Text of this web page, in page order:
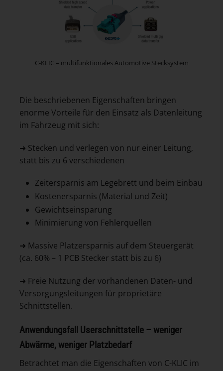
C-KLIC – multifunktionales Automotive Stecksystem
Die beschriebenen Eigenschaften bringen
enorme Vorteile für den Einsatz als Datenleitung
im Fahrzeug mit sich:
➜ Stecken und verlegen von nur einer Leitung,
statt bis zu 6 verschiedenen
Zeitersparnis am Legebrett und beim Einbau
Kostenersparnis (Material und Zeit)
Gewichtseinsparung
Minimierung von Fehlerquellen
➜ Massive Platzersparnis auf dem Steuergerät
(ca. 60% – 1 PCB Stecker statt bis zu 6)
➜ Freie Nutzung der vorhandenen Daten- und
Versorgungsleitungen für proprietäre
Schnittstellen.
Anwendungsfall Userschnittstelle – weniger
Abwärme, weniger Platzbedarf
Betrachtet man die Eigenschaften von C-KLIC im